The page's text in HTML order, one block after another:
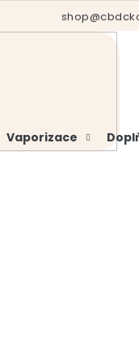
Hodnocení obchodu
Vaporizace